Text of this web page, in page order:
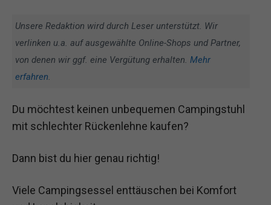
Unsere Redaktion wird durch Leser unterstützt. Wir
verlinken u.a. auf ausgewählte Online-Shops und Partner,
von denen wir ggf. eine Vergütung erhalten. Mehr
erfahren.
Du möchtest keinen unbequemen Campingstuhl
mit schlechter Rückenlehne kaufen?
Dann bist du hier genau richtig!
Viele Campingsessel enttäuschen bei Komfort